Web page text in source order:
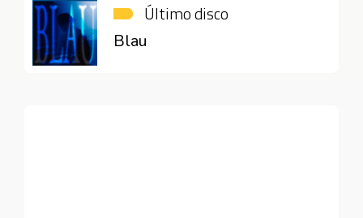
Último disco
Blau